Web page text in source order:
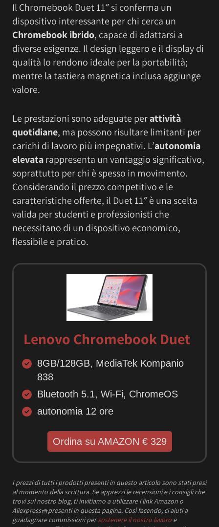
Il Chromebook Duet 11″ si conferma un
dispositivo interessante per chi cerca un
Chromebook ibrido, capace di adattarsi a
diverse esigenze. Il design leggero e il display di
qualità lo rendono ideale per la portabilità;
mentre la tastiera magnetica inclusa aggiunge
valore.
Le prestazioni sono adeguate perattività
quotidiane, ma possono risultare limitanti per
carichi di lavoro più impegnativi. L’autonomia
elevatarappresenta un vantaggio significativo,
soprattutto per chi è spesso in movimento.
Considerando il prezzo competitivo e le
caratteristiche offerte, il Duet 11″ è una scelta
valida per studenti e professionisti che
necessitano di un dispositivo economico,
flessibile e pratico.
Lenovo Chromebook Duet
8GB/128GB, MediaTek Kompanio
838
Bluetooth 5.1, Wi-Fi, ChromeOS
autonomia 12 ore
Ordina su AMAZON € 329
I prezzidi tutti i prodotti presenti in questo articolo sono stati presi
al momento della scrittura. Se apprezzi le recensioni e i consigli che
trovi sul nostro blog, ti invitiamo a utilizzare i link Amazon o
Aliexpress🧺presenti in questa pagina. Così facendo, ci aiuti a
guadagnare commissioni persostenere il nostro lavoro e